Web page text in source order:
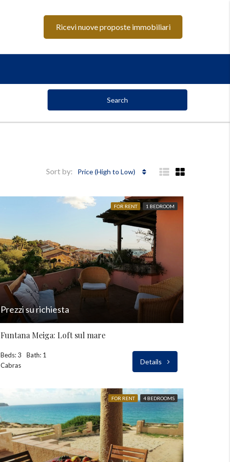
Ricevi nuove proposte immobiliari
Search
Sort by: Price (High to Low)
FOR RENT 1 BEDROOM
Prezzi su richiesta
Funtana Meiga: Loft sul mare
Beds: 3
Bath: 1
Cabras
Details
FOR RENT 4 BEDROOMS